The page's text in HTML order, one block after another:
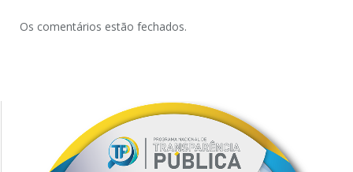
Os comentários estão fechados.